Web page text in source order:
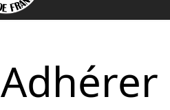
Adhérer